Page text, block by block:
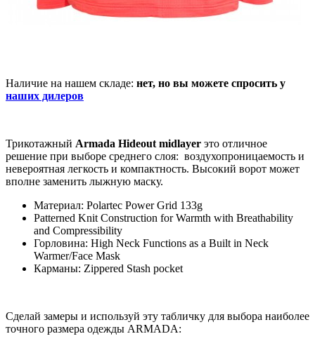
Наличие на нашем складе: нет, но вы можете спросить у
наших дилеров
Трикотажный Armada Hideout midlayer это отличное
решение при выборе среднего слоя: воздухопроницаемость и
невероятная легкость и компактность. Высокий ворот может
вполне заменить лыжную маску.
Материал: Polartec Power Grid 133g
Patterned Knit Construction for Warmth with Breathability
and Compressibility
Горловина: High Neck Functions as a Built in Neck
Warmer/Face Mask
Карманы: Zippered Stash pocket
Сделай замеры и используй эту табличку для выбора наиболее
точного размера одежды ARMADA: